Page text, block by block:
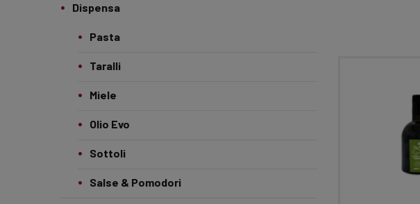
Dispensa
Pasta
Taralli
Miele
Olio Evo
Sottoli
Salse & Pomodori